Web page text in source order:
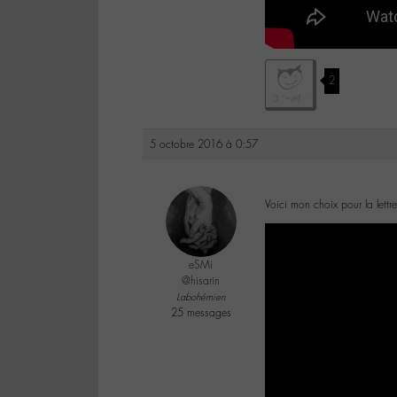
2
5 octobre 2016 à 0:57
eSMi
@hisarin
Labohémien
25 messages
Voici mon choix pour la